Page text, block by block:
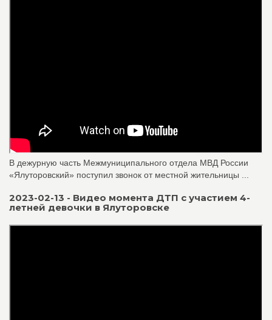
В дежурную часть Межмуниципального отдела МВД России
«Ялуторовский» поступил звонок от местной жительницы ...
2023-02-13 - Видео момента ДТП с участием 4-
летней девочки в Ялуторовске